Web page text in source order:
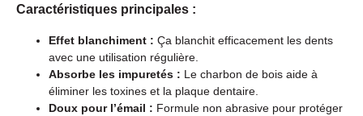
Caractéristiques principales :
Effet blanchiment : Ça blanchit efficacement les dents
avec une utilisation régulière.
Absorbe les impuretés : Le charbon de bois aide à
éliminer les toxines et la plaque dentaire.
Doux pour l’émail : Formule non abrasive pour protéger